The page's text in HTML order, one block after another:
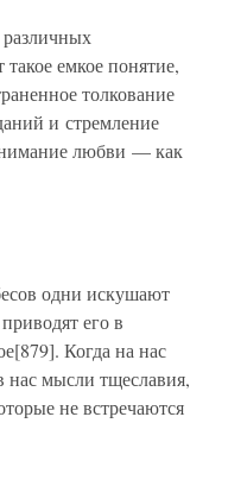
такое емкое понятие,
толкование
и стремление
любви — как
одни искушают
его в
Когда на нас
мысли тщеславия,
не встречаются